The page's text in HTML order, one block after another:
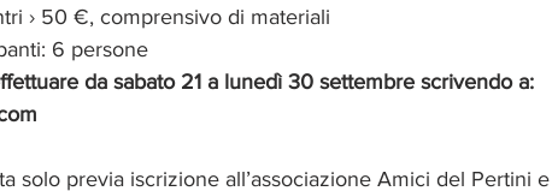
› 50 €, comprensivo di materiali
6 persone
da sabato 21 a lunedì 30 settembre scrivendo a:
solo previa iscrizione all’associazione Amici del Pertini